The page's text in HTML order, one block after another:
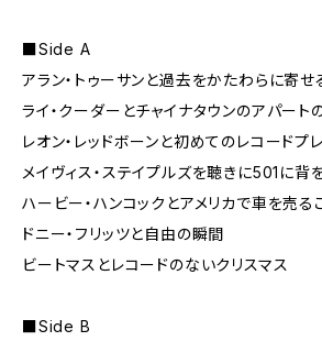
■Side A
アラン・トゥーサンと過去をかたわらに寄
ライ・クーダーとチャイナタウンのアパート
レオン・レッドボーンと初めてのレコードプ
メイヴィス・ステイプルズを聴きに501に背
ハービー・ハンコックとアメリカで車を売る
ドニー・フリッツと自由の瞬間
ビートマスとレコードのないクリスマス
■Side B